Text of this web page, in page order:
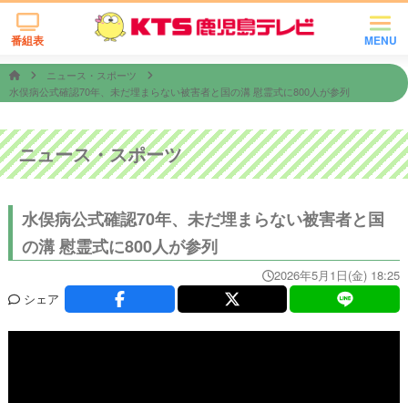
MENU
番組表
ニュース・スポーツ
水俣病公式確認70年、未だ埋まらない被害者と国の溝 慰霊式に800人が参列
ニュース・スポーツ
水俣病公式確認70年、未だ埋まらない被害者と国
の溝 慰霊式に800人が参列
2026年5月1日(金) 18:25
シェア